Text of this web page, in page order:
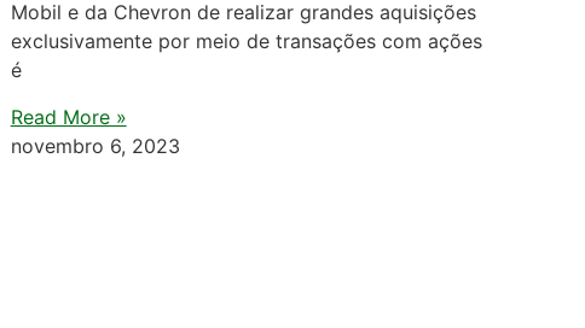
Mobil e da Chevron de realizar grandes aquisições
exclusivamente por meio de transações com ações
é
Read More »
novembro 6, 2023